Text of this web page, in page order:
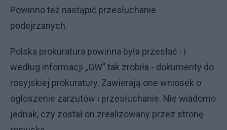
Powinno też nastąpić przesłuchanie
podejrzanych.
Polska prokuratura powinna była przesłać - i
według informacji „GW” tak zrobiła - dokumenty do
rosyjskiej prokuratury. Zawierają one wniosek o
ogłoszenie zarzutów i przesłuchanie. Nie wiadomo
jednak, czy został on zrealizowany przez stronę